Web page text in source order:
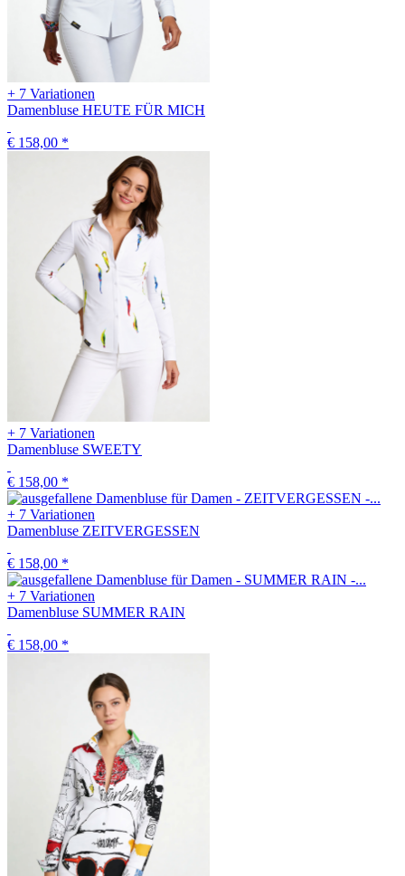
+ 7 Variationen
Damenbluse HEUTE FÜR MICH
€ 158,00 *
+ 7 Variationen
Damenbluse SWEETY
€ 158,00 *
+ 7 Variationen
Damenbluse ZEITVERGESSEN
€ 158,00 *
+ 7 Variationen
Damenbluse SUMMER RAIN
€ 158,00 *